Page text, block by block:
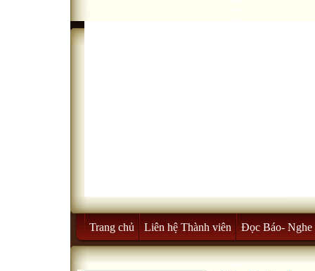
Trang chủ Liên hệ Thành viên Đọc Báo- Nghe